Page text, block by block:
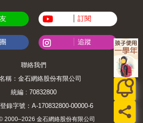
趟四季風土的味覺旅行。林光明（佛教梵文
語學者）——作為宗教與語言的研究者，我
喜地發現和菓子從這兩個角度來分析探討臺
糕點的脈絡，從《臺灣甜：那些滋潤心靈的
統節日糕點》，可以理解臺灣糕點與宗教禮
俗如何交織演化，也見到外來語言在音義轉化
的落地生根。和菓子的筆觸溫柔且細緻典雅，
除了溯源歷史源頭與宗教意涵，她準確掌握了
源的脈絡流變，並將消逝中的民間信仰與語
言遺緒重新喚醒，這是語言學者夢寐以求的田
野成果，更是讓臺灣人深深感動的文化守望。
金魚（歷史作家）——請不要再笑臺南是全
市，看完這本書才知道，臺灣根本是全糖
訂閱
追蹤
聯絡我們
稱：金石網絡股份有限公司
統編 : 70832800
錄字號：A-170832800-00000-6
2000–2026 金石網絡股份有限公司